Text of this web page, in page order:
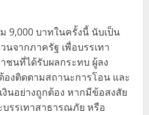
9,000 บาทในครั้งนี้ นับเป็น
นจากภาครัฐ เพื่อบรรเทา
ชนที่ได้รับผลกระทบ ผู้ลง
องติดตามสถานะการโอน และ
นอย่างถูกต้อง หากมีข้อสงสัย
รรเทาสาธารณภัย หรือ